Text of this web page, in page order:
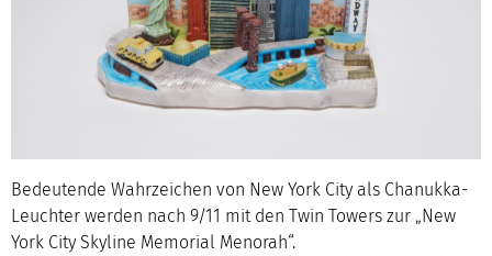
Bedeutende Wahrzeichen von New York City als Chanukka-
Leuchter werden nach 9/11 mit den Twin Towers zur „New
York City Skyline Memorial Menorah“.